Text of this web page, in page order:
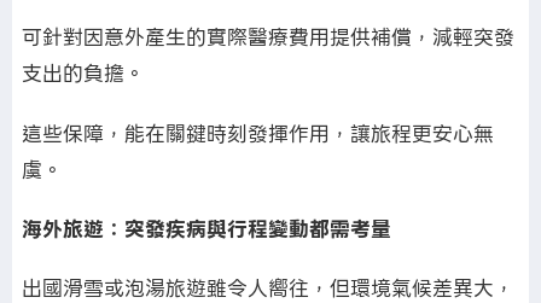
可針對因意外產生的實際醫療費用提供補償，減輕突發
支出的負擔。
這些保障，能在關鍵時刻發揮作用，讓旅程更安心無
虞。
海外旅遊：突發疾病與行程變動都需考量
出國滑雪或泡湯旅遊雖令人嚮往，但環境氣候差異大，